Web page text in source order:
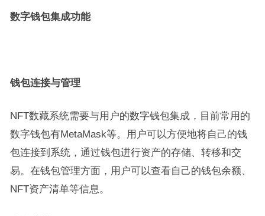
数字钱包集成功能
钱包连接与管理
NFT数藏系统需要与用户的数字钱包集成，目前常用的
数字钱包有MetaMask等。用户可以方便地将自己的钱
包连接到系统，通过钱包进行资产的存储、转移和交
易。在钱包管理方面，用户可以查看自己的钱包余额、
NFT资产清单等信息。